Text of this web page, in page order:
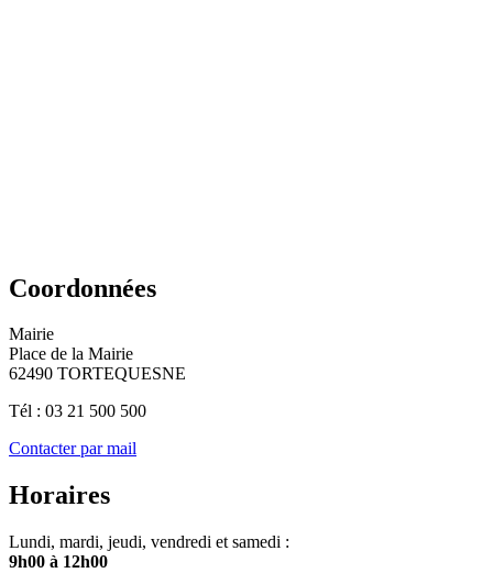
Coordonnées
Mairie
Place de la Mairie
62490 TORTEQUESNE
Tél : 03 21 500 500
Contacter par mail
Horaires
Lundi, mardi, jeudi, vendredi et samedi :
9h00 à 12h00